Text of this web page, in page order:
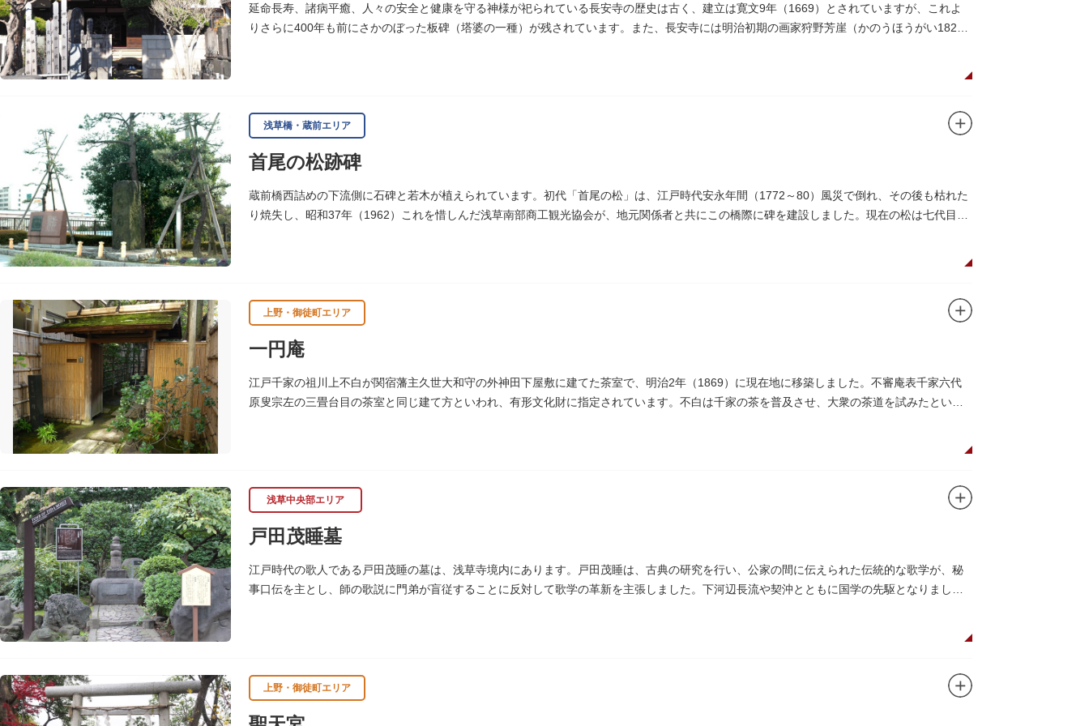
延命長寿、諸病平癒、人々の安全と健康を守る神様が祀られている長安寺の歴史は古く、建立は寛文9年（1669）とされていますが、これよ
りさらに400年も前にさかのぼった板碑（塔婆の一種）が残されています。また、長安寺には明治初期の画家狩野芳崖（かのうほうがい1828-
浅草橋・蔵前エリア
首尾の松跡碑
蔵前橋西詰めの下流側に石碑と若木が植えられています。初代「首尾の松」は、江戸時代安永年間（1772～80）風災で倒れ、その後も枯れた
り焼失し、昭和37年（1962）これを惜しんだ浅草南部商工観光協会が、地元関係者と共にこの橋際に碑を建設しました。現在の松は七代目と
上野・御徒町エリア
一円庵
江戸千家の祖川上不白が関宿藩主久世大和守の外神田下屋敷に建てた茶室で、明治2年（1869）に現在地に移築しました。不審庵表千家六代
原叟宗左の三畳台目の茶室と同じ建て方といわれ、有形文化財に指定されています。不白は千家の茶を普及させ、大衆の茶道を試みたといわ
浅草中央部エリア
戸田茂睡墓
江戸時代の歌人である戸田茂睡の墓は、浅草寺境内にあります。戸田茂睡は、古典の研究を行い、公家の間に伝えられた伝統的な歌学が、秘
事口伝を主とし、師の歌説に門弟が盲従することに反対して歌学の革新を主張しました。下河辺長流や契沖とともに国学の先駆となりまし
上野・御徒町エリア